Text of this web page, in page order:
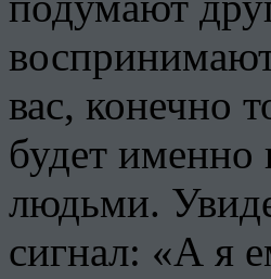
вас, конечно
будет
людьми.
сигнал: «А я